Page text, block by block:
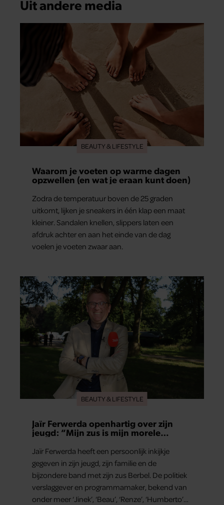
Uit andere media
BEAUTY & LIFESTYLE
Waarom je voeten op warme dagen
opzwellen (en wat je eraan kunt doen)
Zodra de temperatuur boven de 25 graden
uitkomt, lijken je sneakers in één klap een maat
kleiner. Sandalen knellen, slippers laten een
afdruk achter en aan het einde van de dag
voelen je voeten zwaar aan.
BEAUTY & LIFESTYLE
Jaïr Ferwerda openhartig over zijn
jeugd: “Mijn zus is mijn morele
Jaïr Ferwerda heeft een persoonlijk inkijkje
gegeven in zijn jeugd, zijn familie en de
bijzondere band met zijn zus Berbel. De politiek
verslaggever en programmamaker, bekend van
onder meer ‘Jinek’, ‘Beau’, ‘Renze’, ‘Humberto’